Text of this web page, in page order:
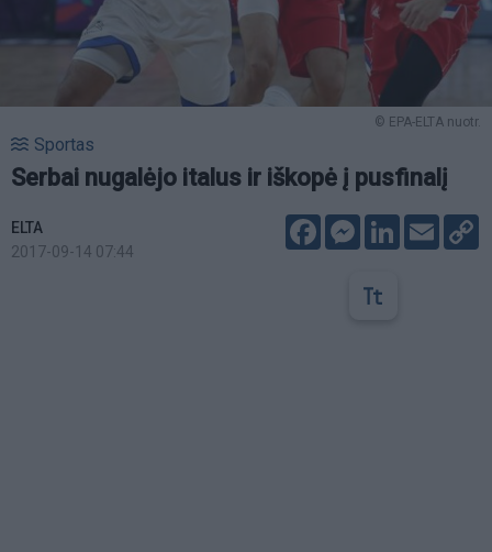
© EPA-ELTA nuotr.
Sportas
Serbai nugalėjo italus ir iškopė į pusfinalį
ELTA
2017-09-14 07:44
FacebookMessenger
LinkedIn
Email